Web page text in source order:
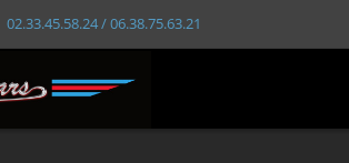
02.33.45.58.24 / 06.38.75.63.21